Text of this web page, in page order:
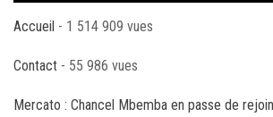
Accueil - 1 514 909 vues
Contact - 55 986 vues
Mercato : Chancel Mbemba en passe de